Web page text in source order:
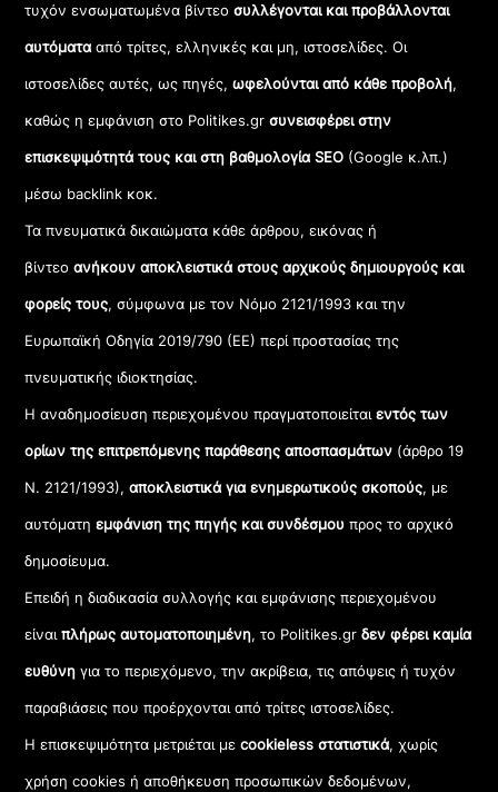
τυχόν ενσωματωμένα βίντεοσυλλέγονται και προβάλλονται
αυτόματααπό τρίτες, ελληνικές και μη, ιστοσελίδες. Οι
ιστοσελίδες αυτές, ως πηγές,ωφελούνται από κάθε προβολή,
καθώς η εμφάνιση στο Politikes.gr συνεισφέρει στην
επισκεψιμότητά τους και στη βαθμολογία SEO (Google κ.λπ.)
μέσω backlink κοκ.
Τα πνευματικά δικαιώματα κάθε άρθρου, εικόνας ή
βίντεοανήκουν αποκλειστικά στους αρχικούς δημιουργούς και
φορείς τους, σύμφωνα με τον Νόμο 2121/1993 και την
Ευρωπαϊκή Οδηγία 2019/790 (ΕΕ) περί προστασίας της
πνευματικής ιδιοκτησίας.
Η αναδημοσίευση περιεχομένου πραγματοποιείταιεντός των
ορίων της επιτρεπόμενης παράθεσης αποσπασμάτων (άρθρο 19
Ν. 2121/1993), αποκλειστικά για ενημερωτικούς σκοπούς, με
αυτόματηεμφάνιση της πηγής και συνδέσμου προς το αρχικό
δημοσίευμα.
Επειδή η διαδικασία συλλογής και εμφάνισης περιεχομένου
είναιπλήρως αυτοματοποιημένη, το Politikes.grδεν φέρει καμία
ευθύνη για το περιεχόμενο, την ακρίβεια, τις απόψεις ή τυχόν
παραβιάσεις που προέρχονται από τρίτες ιστοσελίδες.
Η επισκεψιμότητα μετριέται μεcookieless στατιστικά, χωρίς
χρήση cookies ή αποθήκευση προσωπικών δεδομένων,